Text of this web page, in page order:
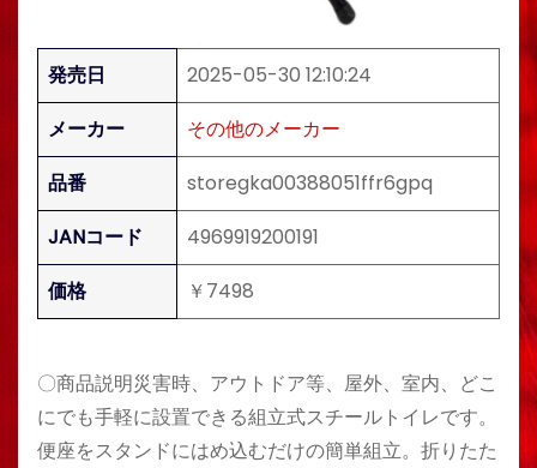
発売日
2025-05-30 12:10:24
メーカー
その他のメーカー
品番
storegka00388051ffr6gpq
JANコード
4969919200191
価格
￥7498
〇商品説明災害時、アウトドア等、屋外、室内、どこ
にでも手軽に設置できる組立式スチールトイレです。
便座をスタンドにはめ込むだけの簡単組立。折りたた